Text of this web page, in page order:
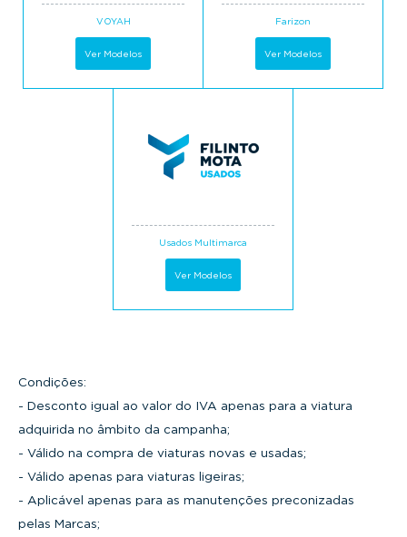
VOYAH
Ver Modelos
Farizon
Ver Modelos
Usados Multimarca
Ver Modelos
Condições:
- Desconto igual ao valor do IVA apenas para a viatura
adquirida no âmbito da campanha;
- Válido na compra de viaturas novas e usadas;
- Válido apenas para viaturas ligeiras;
- Aplicável apenas para as manutenções preconizadas
pelas Marcas;